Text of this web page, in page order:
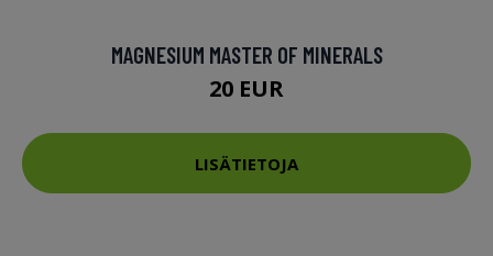
MAGNESIUM MASTER OF MINERALS
20 EUR
LISÄTIETOJA